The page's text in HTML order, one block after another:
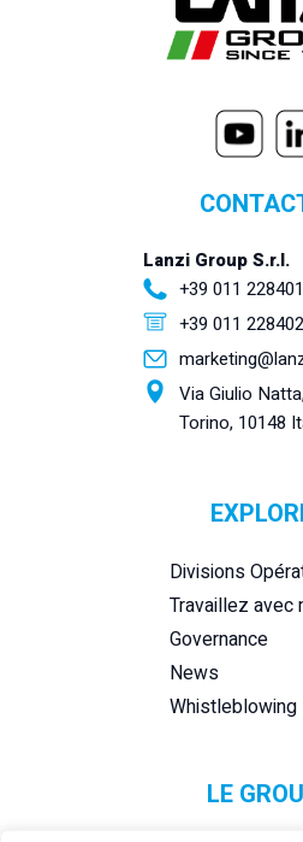
Lanzi Group S.r.l.
+39 011
+39 011
Via Giulio
Torino, 10148
Divisions
Travaillez avec
Governance
News
Whistleblowing
LE